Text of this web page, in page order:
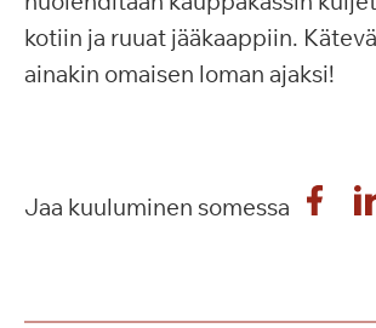
kotiin ja ruuat jääkaappiin.
ainakin omaisen loman ajaksi!
Jaa kuuluminen somessa